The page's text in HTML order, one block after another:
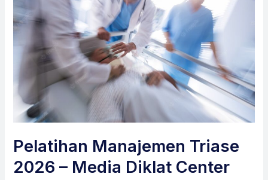
Pelatihan Manajemen Triase
2026 – Media Diklat Center